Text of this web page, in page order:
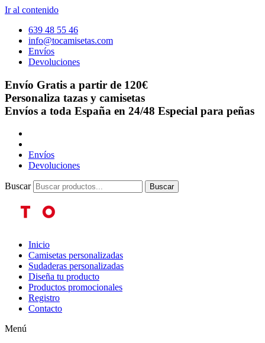
Ir al contenido
639 48 55 46
info@tocamisetas.com
Envíos
Devoluciones
Envío Gratis a partir de 120€
Personaliza tazas y camisetas
Envíos a toda España en 24/48 Especial para peñas
Envíos
Devoluciones
Buscar Buscar
Inicio
Camisetas personalizadas
Sudaderas personalizadas
Diseña tu producto
Productos promocionales
Registro
Contacto
Menú